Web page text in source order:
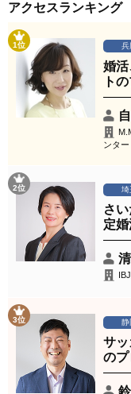
アクセスランキング
1位 兵
婚
ト
ンター
2位 埼
さ
定
3位 静
サ
のプ